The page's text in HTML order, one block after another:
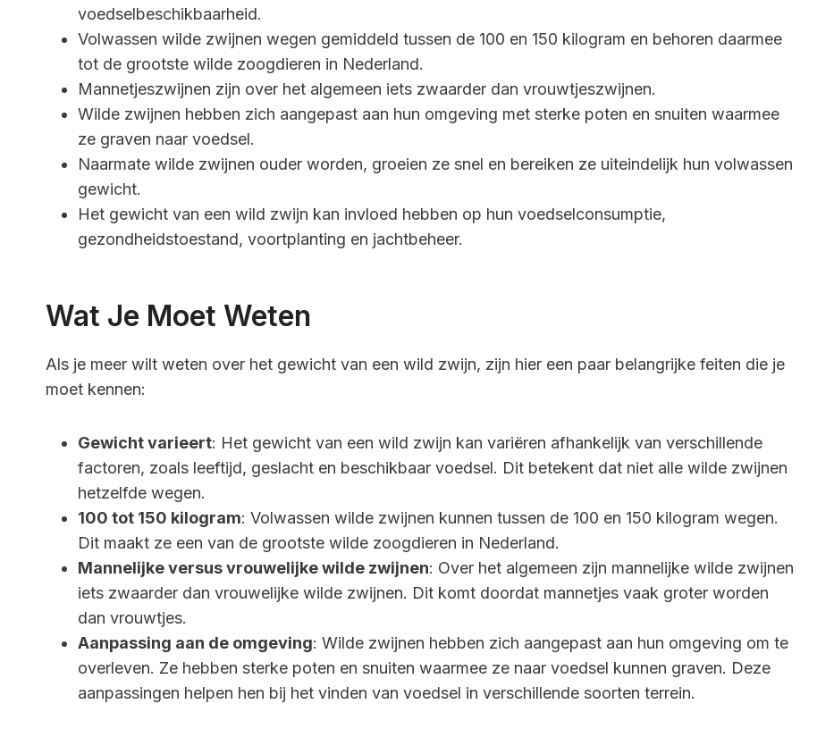
voedselbeschikbaarheid.
Volwassen wilde zwijnen wegen gemiddeld tussen de 100 en 150 kilogram en behoren daarmee
tot de grootste wilde zoogdieren in Nederland.
Mannetjeszwijnen zijn over het algemeen iets zwaarder dan vrouwtjeszwijnen.
Wilde zwijnen hebben zich aangepast aan hun omgeving met sterke poten en snuiten waarmee
ze graven naar voedsel.
Naarmate wilde zwijnen ouder worden, groeien ze snel en bereiken ze uiteindelijk hun volwassen
gewicht.
Het gewicht van een wild zwijn kan invloed hebben op hun voedselconsumptie,
gezondheidstoestand, voortplanting en jachtbeheer.
Wat Je Moet Weten
Als je meer wilt weten over het gewicht van een wild zwijn, zijn hier een paar belangrijke feiten die je
moet kennen:
Gewicht varieert: Het gewicht van een wild zwijn kan variëren afhankelijk van verschillende
factoren, zoals leeftijd, geslacht en beschikbaar voedsel. Dit betekent dat niet alle wilde zwijnen
hetzelfde wegen.
100 tot 150 kilogram: Volwassen wilde zwijnen kunnen tussen de 100 en 150 kilogram wegen.
Dit maakt ze een van de grootste wilde zoogdieren in Nederland.
Mannelijke versus vrouwelijke wilde zwijnen: Over het algemeen zijn mannelijke wilde zwijnen
iets zwaarder dan vrouwelijke wilde zwijnen. Dit komt doordat mannetjes vaak groter worden
dan vrouwtjes.
Aanpassing aan de omgeving: Wilde zwijnen hebben zich aangepast aan hun omgeving om te
overleven. Ze hebben sterke poten en snuiten waarmee ze naar voedsel kunnen graven. Deze
aanpassingen helpen hen bij het vinden van voedsel in verschillende soorten terrein.